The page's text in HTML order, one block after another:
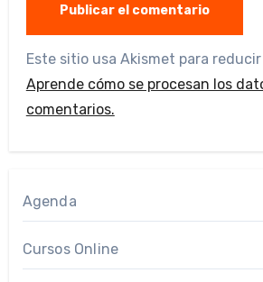
Este sitio usa Akismet para reducir
Aprende cómo se procesan los
comentarios.
Agenda
Cursos Online